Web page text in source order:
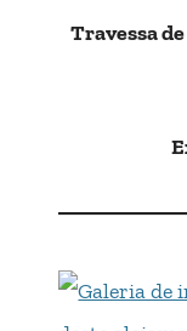
Travessa